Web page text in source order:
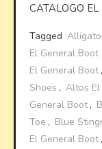
CATALOGO
Tagged
El General Boot
El General Boot,
Shoes , Altos
General Boot,
Toe , Blue
El General Boot,